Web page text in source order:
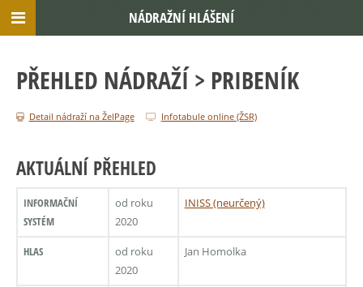
PŘEHLED NÁDRAŽÍ > PRIBENÍK
Detail nádraží na ŽelPage Infotabule online (ŽSR)
AKTUÁLNÍ PŘEHLED
INFORMAČNÍ
SYSTÉM
od roku
2020
INISS (neurčený)
HLAS
od roku
2020
Jan Homolka
NÁDRAŽNÍ HLÁŠENÍ